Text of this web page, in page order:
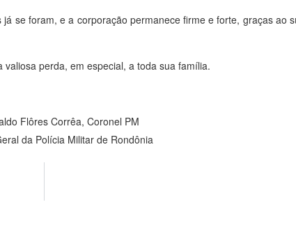
se foram, e a corporação permanece firme e forte, graças ao
perda, em especial, a toda sua família.
Flôres Corrêa, Coronel PM
da Polícia Militar de Rondônia